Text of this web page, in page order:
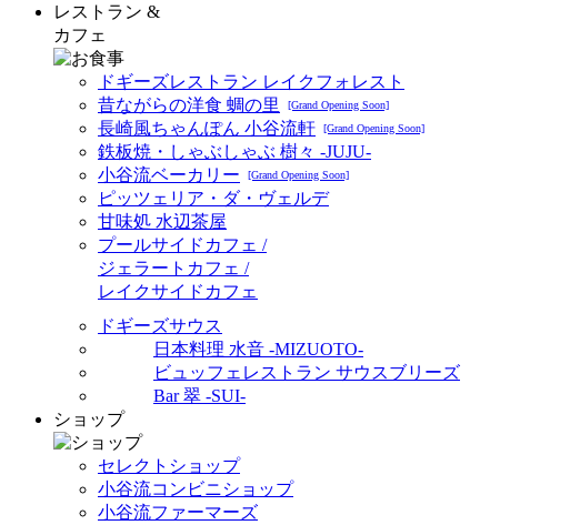
レストラン &
カフェ
ドギーズレストラン レイクフォレスト
昔ながらの洋食 蜩の里
[Grand Opening Soon]
長崎風ちゃんぽん 小谷流軒 [Grand Opening Soon]
鉄板焼・しゃぶしゃぶ 樹々 -JUJU-
小谷流ベーカリー
[Grand Opening Soon]
ピッツェリア・ダ・ヴェルデ
甘味処 水辺茶屋
プールサイドカフェ /
ジェラートカフェ /
レイクサイドカフェ
ドギーズサウス
日本料理 水音 -MIZUOTO-
ビュッフェレストラン サウスブリーズ
Bar 翠 -SUI-
ショップ
セレクトショップ
小谷流コンビニショップ
小谷流ファーマーズ